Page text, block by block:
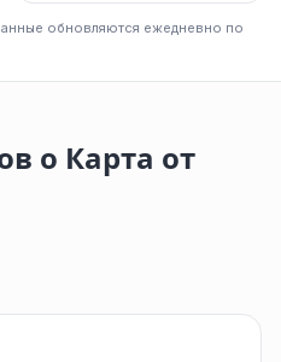
обновляются ежедневно по
о Карта от